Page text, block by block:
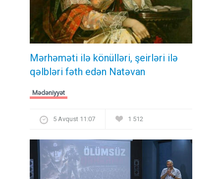
Mərhəməti ilə könülləri, şeirləri ilə
qəlbləri fəth edən Natəvan
Mədəniyyət
5 Avqust 11:07 1 512